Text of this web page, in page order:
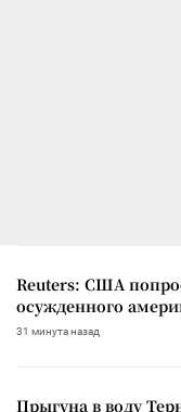
Reuters: США
осужденного
31 минута назад
Прыгуна в воду